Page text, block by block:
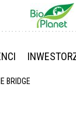
BRIDGE